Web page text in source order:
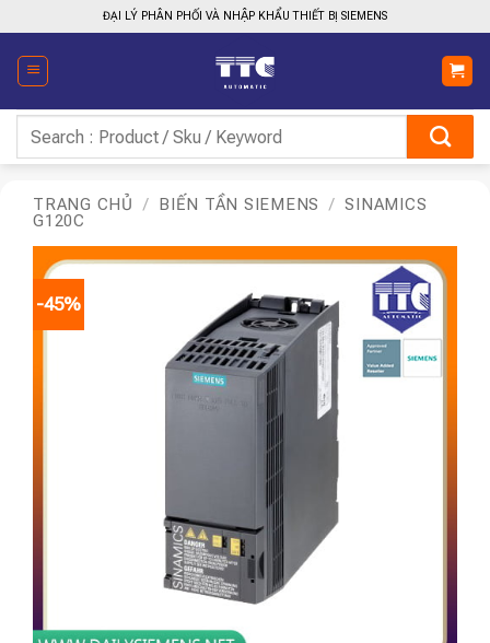
qua
nội
dung
ĐẠI LÝ PHÂN PHỐI VÀ NHẬP KHẨU THIẾT BỊ SIEMENS
kiếm:
TRANG CHỦ / BIẾN TẦN SIEMENS / SINAMICS
G120C
-45%